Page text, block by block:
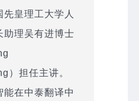
先皇理工大学人
助理吴有进博士
）担任主讲。
能在中泰翻译中